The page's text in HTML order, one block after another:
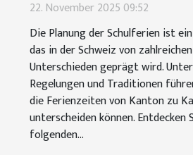
von
22. November 2025 09:52
Die Planung der Schulferien ist
das in der Schweiz von
Unterschieden geprägt wird.
Regelungen und Traditionen
die Ferienzeiten von Kanton zu
unterscheiden können. Entdecken
folgenden...